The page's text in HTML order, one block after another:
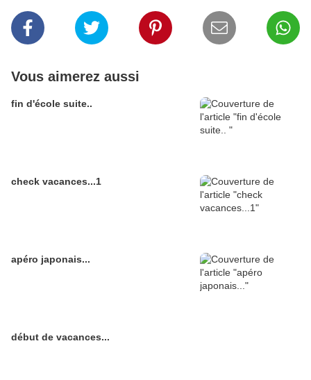
Vous aimerez aussi
fin d'école suite..
check vacances...1
apéro japonais...
début de vacances...